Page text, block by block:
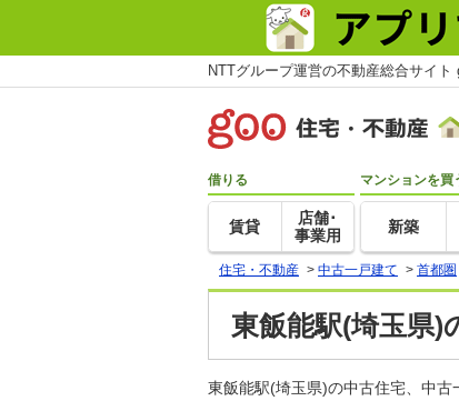
NTTグループ運営の不動産総合サイト
借りる
賃貸
店舗･
事業用
マンションを買
新築
住宅・不動産 > 中古一戸建て > 首都圏
東飯能駅(埼玉県)
東飯能駅(埼玉県)の中古住宅、中